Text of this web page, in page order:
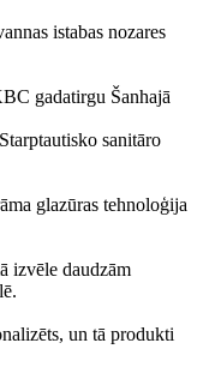
istabas nozares
gadatirgu Šanhajā
sanitāro
glazūras tehnoloģija
izvēle daudzām
un tā produkti